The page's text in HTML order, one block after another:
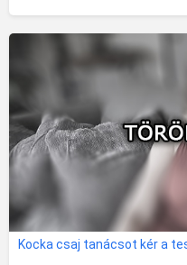
Kocka csaj tanácsot kér a